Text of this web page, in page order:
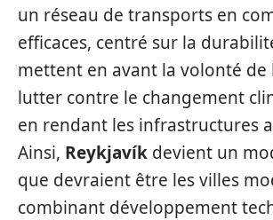
un réseau de transports en
efficaces, centré sur la
mettent en avant la volonté de
lutter contre le changement
en rendant les infrastructures
Ainsi, Reykjavík devient un
que devraient être les villes
combinant développement